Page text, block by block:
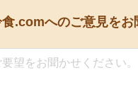
食.comへのご意見を